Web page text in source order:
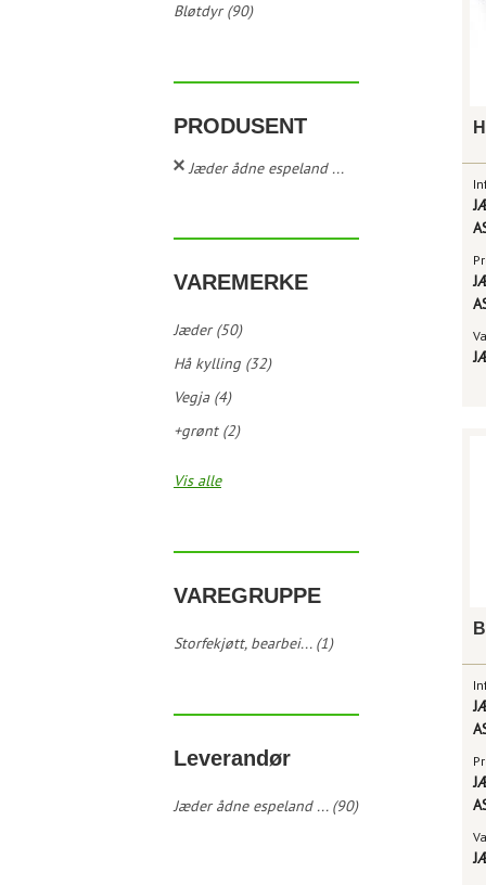
Bløtdyr (90)
PRODUSENT
Jæder ådne espeland ...
VAREMERKE
Jæder (50)
Hå kylling (32)
Vegja (4)
+grønt (2)
Vis alle
VAREGRUPPE
Storfekjøtt, bearbei... (1)
Leverandør
Jæder ådne espeland ... (90)